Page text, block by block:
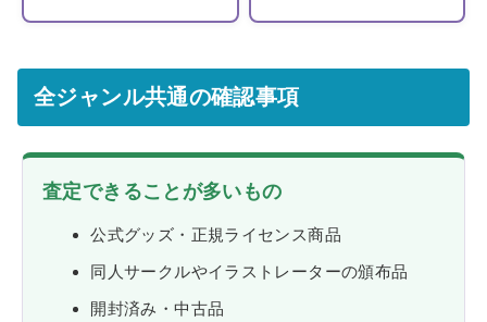
全ジャンル共通の確認事項
査定できることが多いもの
公式グッズ・正規ライセンス商品
同人サークルやイラストレーターの頒布品
開封済み・中古品